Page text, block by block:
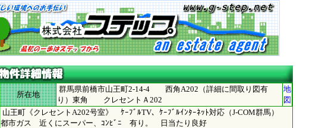
所在地
群馬県前橋市山王町2-14-4 西角A202（詳細に間取り図有
り）東角 クレセントＡ202
地
図
山王町《クレセントA202号室》 ｹｰﾌﾞﾙTV、ｹｰﾌﾞﾙｲﾝﾀｰﾈｯﾄ対応（J-COM群馬）
都市ガス 近くにスーパー、ｺﾝﾋﾞﾆ 有り。 日当たり良好